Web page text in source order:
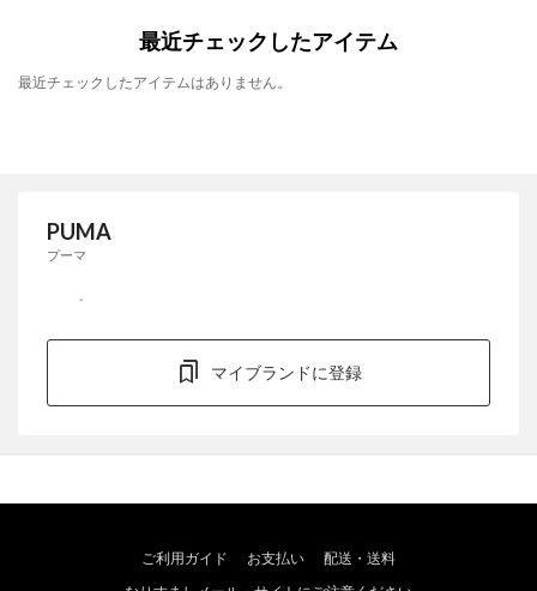
最近チェックしたアイテム
最近チェックしたアイテムはありません。
PUMA
プーマ
マイブランドに登録
ご利用ガイド お支払い
配送・送料